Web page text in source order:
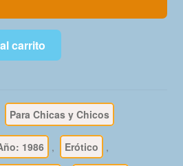
carrito
Para Chicas y Chicos
1986 , Erótico ,